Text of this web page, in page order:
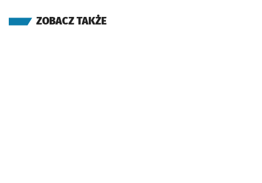
ZOBACZ TAKŻE